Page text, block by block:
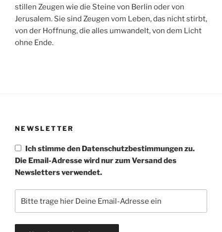
stillen Zeugen wie die Steine von Berlin oder von
Jerusalem. Sie sind Zeugen vom Leben, das nicht stirbt,
von der Hoffnung, die alles umwandelt, von dem Licht
ohne Ende.
NEWSLETTER
Ich stimme den Datenschutzbestimmungen zu.
Die Email-Adresse wird nur zum Versand des
Newsletters verwendet.